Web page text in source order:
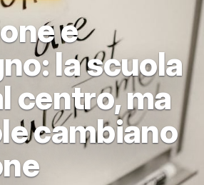
e
la scuola
centro, ma
cambiano